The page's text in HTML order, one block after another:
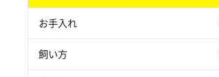
お手入れ
飼い方